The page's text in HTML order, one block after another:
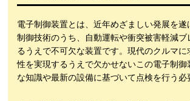
電子制御装置とは、近年めざましい発展を遂
制御技術のうち、自動運転や衝突被害軽減ブ
るうえで不可欠な装置です。現代のクルマに
性を実現するうえで欠かせないこの電子制御
な知識や最新の設備に基づいて点検を行う必